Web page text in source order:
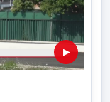
▶